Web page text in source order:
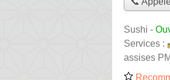
Sushi -
Services :
assises